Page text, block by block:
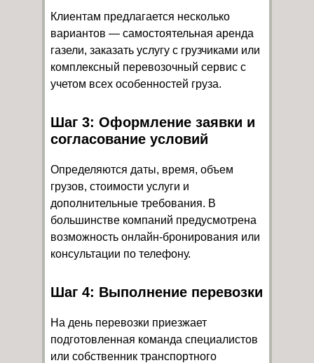
Клиентам предлагается несколько
вариантов — самостоятельная аренда
газели, заказать услугу с грузчиками или
комплексный перевозочный сервис с
учетом всех особенностей груза.
Шаг 3: Оформление заявки и
согласование условий
Определяются даты, время, объем
грузов, стоимости услуги и
дополнительные требования. В
большинстве компаний предусмотрена
возможность онлайн-бронирования или
консультации по телефону.
Шаг 4: Выполнение перевозки
На день перевозки приезжает
подготовленная команда специалистов
или собственник транспортного